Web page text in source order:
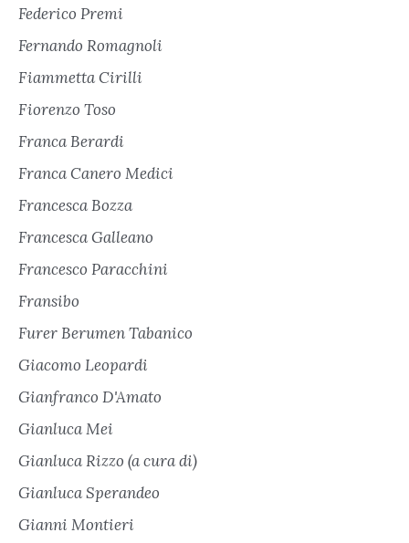
Federico Premi
Fernando Romagnoli
Fiammetta Cirilli
Fiorenzo Toso
Franca Berardi
Franca Canero Medici
Francesca Bozza
Francesca Galleano
Francesco Paracchini
Fransibo
Furer Berumen Tabanico
Giacomo Leopardi
Gianfranco D'Amato
Gianluca Mei
Gianluca Rizzo (a cura di)
Gianluca Sperandeo
Gianni Montieri